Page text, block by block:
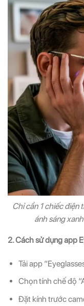
Chỉ cần 1 chiếc điện
ánh sáng
2. Cách sử dụng app
Tải app
Chọn tính chế độ
Đặt kính trước